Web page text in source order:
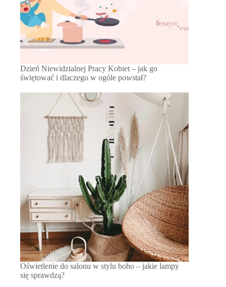
Dzień Niewidzialnej Pracy Kobiet – jak go
świętować i dlaczego w ogóle powstał?
Oświetlenie do salonu w stylu boho – jakie lampy
się sprawdzą?